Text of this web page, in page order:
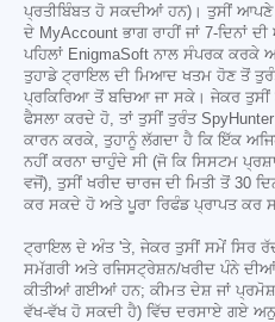
ਪ੍ਰਤੀਬਿੰਬਤ ਹੋ ਸਕਦੀਆਂ ਹਨ)। ਤੁਸੀਂ
ਦੇ MyAccount ਭਾਗ ਰਾਹੀਂ ਜਾਂ 7-ਦਿਨਾਂ
ਪਹਿਲਾਂ EnigmaSoft ਨਾਲ ਸੰਪਰਕ
ਤੁਹਾਡੇ ਟ੍ਰਾਇਲ ਦੀ ਮਿਆਦ ਖਤਮ ਹੋਣ ਤੋਂ
ਪ੍ਰਕਿਰਿਆ ਤੋਂ ਬਚਿਆ ਜਾ ਸਕੇ। ਜੇਕਰ
ਫੈਸਲਾ ਕਰਦੇ ਹੋ, ਤਾਂ ਤੁਸੀਂ ਤੁਰੰਤ
ਕਾਰਨ ਕਰਕੇ, ਤੁਹਾਨੂੰ ਲੱਗਦਾ ਹੈ ਕਿ ਇੱਕ
ਨਹੀਂ ਕਰਨਾ ਚਾਹੁੰਦੇ ਸੀ (ਜੋ ਕਿ ਸਿਸਟਮ
ਵਜੋਂ), ਤੁਸੀਂ ਖਰੀਦ ਚਾਰਜ ਦੀ ਮਿਤੀ ਤੋਂ 30
ਕਰ ਸਕਦੇ ਹੋ ਅਤੇ ਪੂਰਾ ਰਿਫੰਡ ਪ੍ਰਾਪਤ ਕਰ
ਟ੍ਰਾਇਲ ਦੇ ਅੰਤ 'ਤੇ, ਜੇਕਰ ਤੁਸੀਂ ਸਮੇਂ ਸਿਰ
ਸਮੱਗਰੀ ਅਤੇ ਰਜਿਸਟ੍ਰੇਸ਼ਨ/ਖਰੀਦ ਪੰਨੇ
ਕੀਤੀਆਂ ਗਈਆਂ ਹਨ; ਕੀਮਤ ਦੇਸ਼ ਜਾਂ
ਵੱਖ-ਵੱਖ ਹੋ ਸਕਦੀ ਹੈ) ਵਿੱਚ ਦਰਸਾਏ ਗਏ